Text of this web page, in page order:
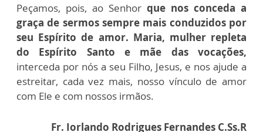
Peçamos, pois, ao Senhor que nos conceda a
graça de sermos sempre mais conduzidos por
seu Espírito de amor. Maria, mulher repleta
do Espírito Santo e mãe das vocações,
interceda por nós a seu Filho, Jesus, e nos ajude a
estreitar, cada vez mais, nosso vínculo de amor
com Ele e com nossos irmãos.
Fr. Iorlando Rodrigues Fernandes C.Ss.R